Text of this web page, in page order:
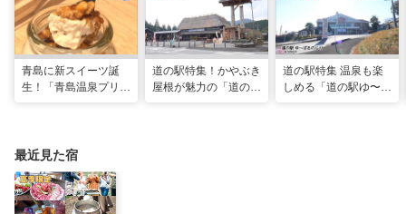
青島に新スイーツ誕
生！「青島温泉プリ
道の駅特集！かやぶき
屋根が魅力の「道の駅
道の駅特集 温泉も楽
しめる「道の駅ゆ〜ぱ
最近見た宿